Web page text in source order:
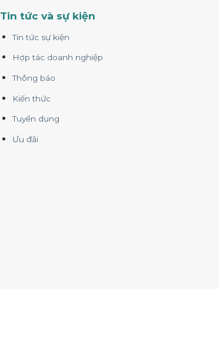
Tin tức và sự kiện
Tin tức sự kiện
Hợp tác doanh nghiệp
Thông báo
Kiến thức
Tuyển dụng
Ưu đãi